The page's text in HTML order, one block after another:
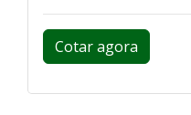
Cotar agora